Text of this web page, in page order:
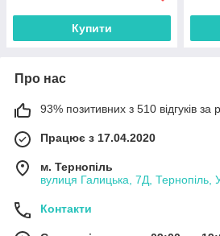
Купити
Про нас
93% позитивних з 510 відгуків за
Працює з 17.04.2020
м. Тернопіль
вулиця Галицька, 7Д, Тернопіль,
Контакти